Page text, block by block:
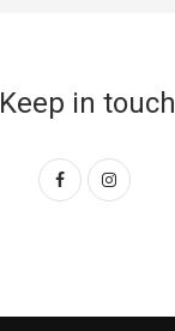
Keep in touch